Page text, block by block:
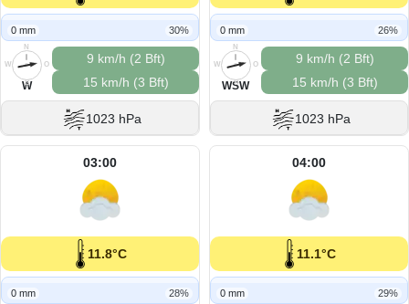
0 mm 30%
N
O
S
W
W
9 km/h (2 Bft)
15 km/h (3 Bft)
1023 hPa
0 mm 26%
N
O
S
W
WSW
9 km/h (2 Bft)
15 km/h (3 Bft)
1023 hPa
03:00
11.8°C
0 mm 28%
04:00
11.1°C
0 mm 29%